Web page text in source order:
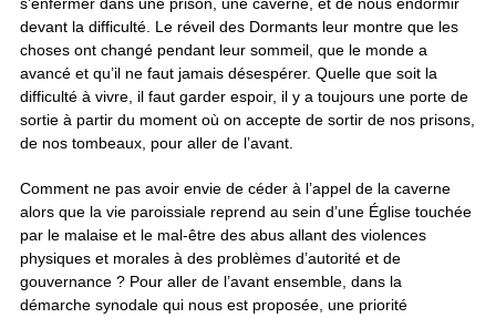
s’enfermer dans une prison, une caverne, et de nous endormir
devant la difficulté. Le réveil des Dormants leur montre que les
choses ont changé pendant leur sommeil, que le monde a
avancé et qu’il ne faut jamais désespérer. Quelle que soit la
difficulté à vivre, il faut garder espoir, il y a toujours une porte de
sortie à partir du moment où on accepte de sortir de nos prisons,
de nos tombeaux, pour aller de l’avant.
Comment ne pas avoir envie de céder à l’appel de la caverne
alors que la vie paroissiale reprend au sein d’une Église touchée
par le malaise et le mal-être des abus allant des violences
physiques et morales à des problèmes d’autorité et de
gouvernance ? Pour aller de l’avant ensemble, dans la
démarche synodale qui nous est proposée, une priorité